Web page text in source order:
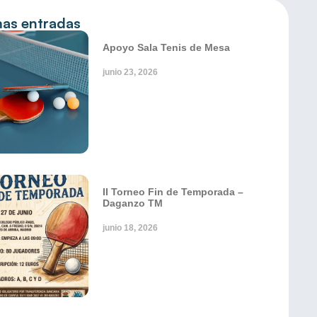
entradas
Apoyo Sala Tenis de Mesa
junio 23, 2026
II Torneo Fin de Temporada –
Daganzo TM
junio 18, 2026